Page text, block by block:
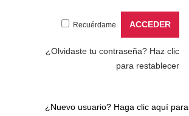
Recuérdame
¿Olvidaste tu contraseña? Haz clic
para restablecer
¿Nuevo usuario? Haga clic aquí para